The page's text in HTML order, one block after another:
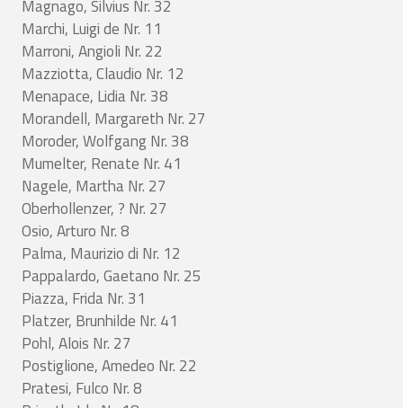
Magnago, Silvius Nr. 32
Marchi, Luigi de Nr. 11
Marroni, Angioli Nr. 22
Mazziotta, Claudio Nr. 12
Menapace, Lidia Nr. 38
Morandell, Margareth Nr. 27
Moroder, Wolfgang Nr. 38
Mumelter, Renate Nr. 41
Nagele, Martha Nr. 27
Oberhollenzer, ? Nr. 27
Osio, Arturo Nr. 8
Palma, Maurizio di Nr. 12
Pappalardo, Gaetano Nr. 25
Piazza, Frida Nr. 31
Platzer, Brunhilde Nr. 41
Pohl, Alois Nr. 27
Postiglione, Amedeo Nr. 22
Pratesi, Fulco Nr. 8